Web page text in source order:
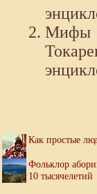
Мифы
Как простые
Фольклор
10 тысячелетий